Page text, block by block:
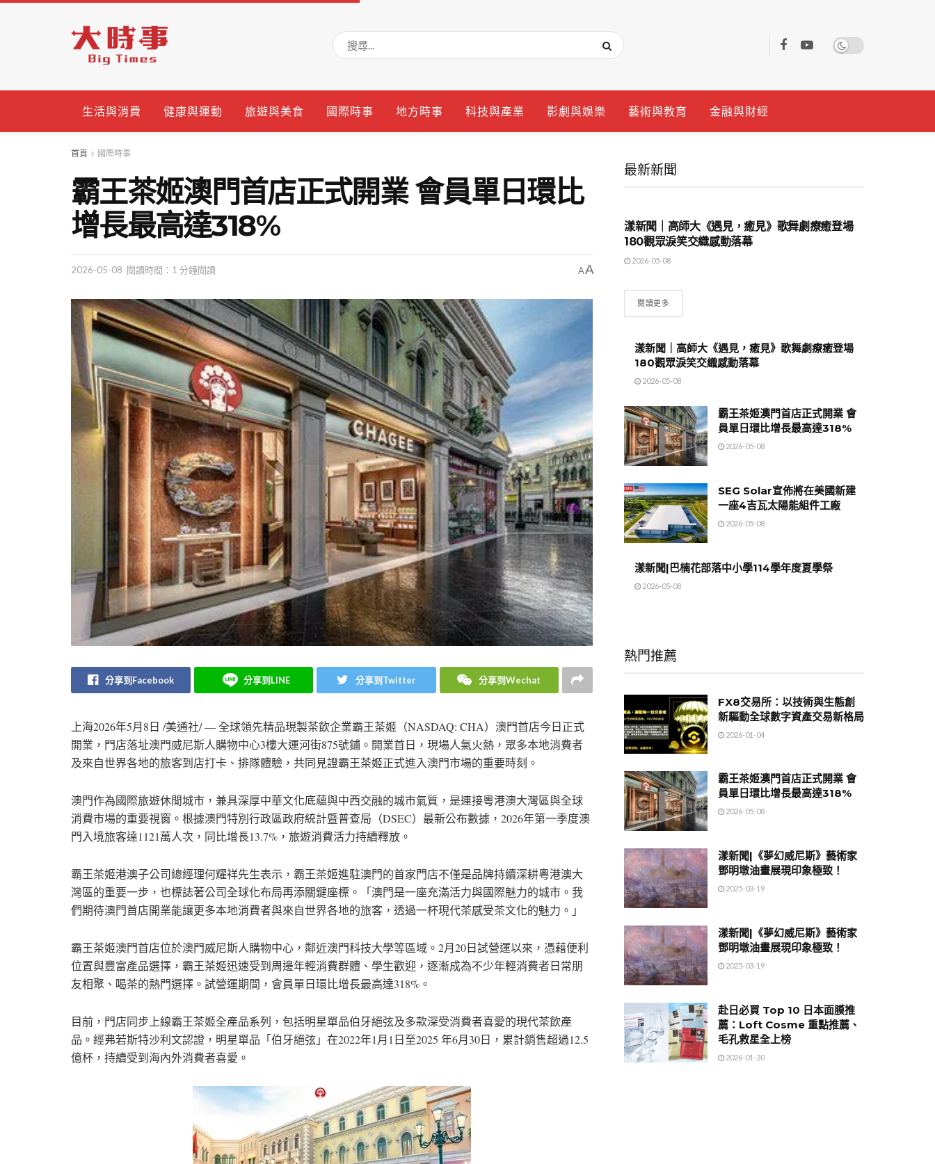
生活與消費 健康與運動 旅遊與美食 國際時事 地方時事 科技與產業 影劇與娛樂 藝術與教育 金融與財經
首頁 國際時事
霸王茶姬澳門首店正式開業 會員單日環比
增長最高達318%
2026-05-08 閱讀時間：1 分鐘閱讀 AA
分享到Facebook 分享到LINE 分享到Twitter 分享到Wechat
上海2026年5月8日 /美通社/ — 全球領先精品現製茶飲企業霸王茶姬（NASDAQ: CHA）澳門首店今日正式
開業，門店落址澳門威尼斯人購物中心3樓大運河街875號鋪。開業首日，現場人氣火熱，眾多本地消費者
及來自世界各地的旅客到店打卡、排隊體驗，共同見證霸王茶姬正式進入澳門市場的重要時刻。
澳門作為國際旅遊休閒城市，兼具深厚中華文化底蘊與中西交融的城市氣質，是連接粵港澳大灣區與全球
消費市場的重要視窗。根據澳門特別行政區政府統計暨普查局（DSEC）最新公布數據，2026年第一季度澳
門入境旅客達1121萬人次，同比增長13.7%，旅遊消費活力持續釋放。
霸王茶姬港澳子公司總經理何耀祥先生表示，霸王茶姬進駐澳門的首家門店不僅是品牌持續深耕粵港澳大
灣區的重要一步，也標誌著公司全球化布局再添關鍵座標。「澳門是一座充滿活力與國際魅力的城市。我
們期待澳門首店開業能讓更多本地消費者與來自世界各地的旅客，透過一杯現代茶感受茶文化的魅力。」
霸王茶姬澳門首店位於澳門威尼斯人購物中心，鄰近澳門科技大學等區域。2月20日試營運以來，憑藉便利
位置與豐富產品選擇，霸王茶姬迅速受到周邊年輕消費群體、學生歡迎，逐漸成為不少年輕消費者日常朋
友相聚、喝茶的熱門選擇。試營運期間，會員單日環比增長最高達318%。
目前，門店同步上線霸王茶姬全產品系列，包括明星單品伯牙絕弦及多款深受消費者喜愛的現代茶飲產
品。經弗若斯特沙利文認證，明星單品「伯牙絕弦」在2022年1月1日至2025 年6月30日，累計銷售超過12.5
億杯，持續受到海內外消費者喜愛。
最新新聞
地方時事
漾新聞｜高師大《遇見，癒見》歌舞劇療癒登場
180觀眾淚笑交織感動落幕
2026-05-08
閱讀更多
漾新聞｜高師大《遇見，癒見》歌舞劇療癒登場
180觀眾淚笑交織感動落幕
2026-05-08
霸王茶姬澳門首店正式開業 會
員單日環比增長最高達318%
2026-05-08
SEG Solar宣佈將在美國新建
一座4吉瓦太陽能組件工廠
2026-05-08
漾新聞|巴楠花部落中小學114學年度夏學祭
2026-05-08
熱門推薦
FX8交易所：以技術與生態創
新驅動全球數字資產交易新格局
2026-01-04
霸王茶姬澳門首店正式開業 會
員單日環比增長最高達318%
2026-05-08
漾新聞|《夢幻威尼斯》藝術家
鄧明墩油畫展現印象極致！
2025-03-19
漾新聞|《夢幻威尼斯》藝術家
鄧明墩油畫展現印象極致！
2025-03-19
赴日必買 Top 10 日本面膜推
薦：Loft Cosme 重點推薦、
毛孔救星全上榜
2026-01-30